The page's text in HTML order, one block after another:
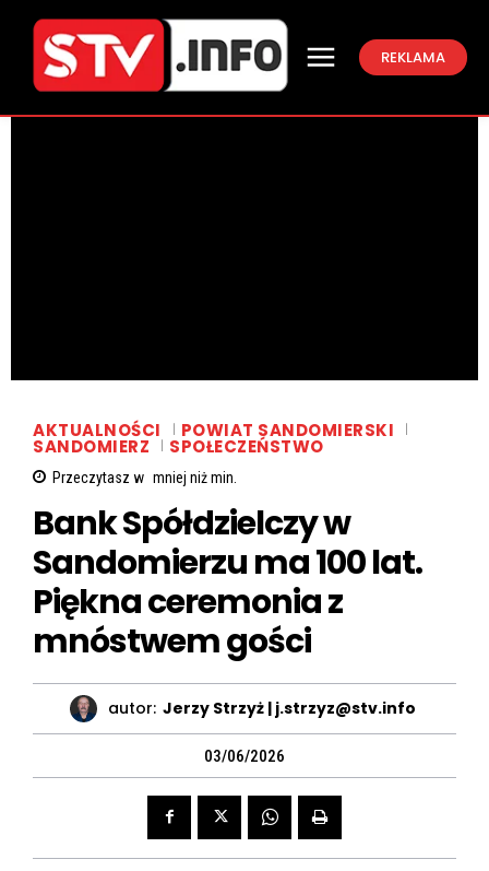
REKLAMA
AKTUALNOŚCI POWIAT SANDOMIERSKI
SANDOMIERZ SPOŁECZEŃSTWO
Przeczytasz w mniej niżmin.
Bank Spółdzielczy w
Sandomierzu ma 100 lat.
Piękna ceremonia z
mnóstwem gości
autor: Jerzy Strzyż | j.strzyz@stv.info
03/06/2026